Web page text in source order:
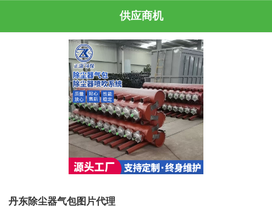
供应商机
丹东除尘器气包图片代理